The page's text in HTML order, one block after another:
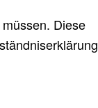
Diese